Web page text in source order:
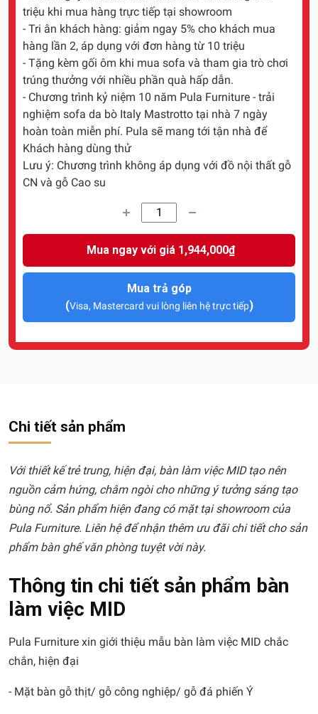
triệu khi mua hàng trực tiếp tại showroom
- Tri ân khách hàng: giảm ngay 5% cho khách mua
hàng lần 2, áp dụng với đơn hàng từ 10 triệu
- Tặng kèm gối ôm khi mua sofa và tham gia trò chơi
trúng thưởng với nhiều phần quà hấp dẫn.
- Chương trình kỷ niệm 10 năm Pula Furniture - trải
nghiệm sofa da bò Italy Mastrotto tại nhà 7 ngày
hoàn toàn miễn phí. Pula sẽ mang tới tận nhà để
Khách hàng dùng thử
Lưu ý: Chương trình không áp dụng với đồ nội thất gỗ
CN và gỗ Cao su
Mua ngay với giá 1,944,000₫
Mua trả góp
(Visa, Mastercard vui lòng liên hệ trực tiếp)
Chi tiết sản phẩm
Với thiết kế trẻ trung, hiện đại, bàn làm việc MID tạo nên
nguồn cảm hứng, châm ngòi cho những ý tưởng sáng tạo
bùng nổ. Sản phẩm hiện đang có mặt tại showroom của
Pula Furniture. Liên hệ để nhận thêm ưu đãi chi tiết cho sản
phẩm bàn ghế văn phòng tuyệt vời này.
Thông tin chi tiết sản phẩm bàn
làm việc MID
Pula Furniture xin giới thiệu mẫu bàn làm việc MID chắc
chắn, hiện đại
- Mặt bàn gỗ thịt/ gỗ công nghiệp/ gỗ đá phiến Ý